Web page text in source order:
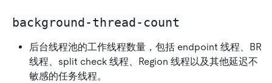
background-thread-count
后台线程池的工作线程数量，包括 endpoint 线程、BR
线程、split check 线程、Region 线程以及其他延迟不
敏感的任务线程。